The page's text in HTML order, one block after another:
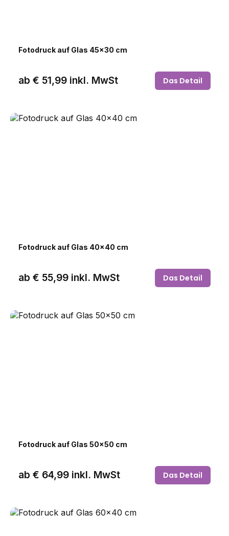
Fotodruck auf Glas 45x30 cm
ab € 51,99 inkl. MwSt Das Detail
Fotodruck auf Glas 40x40 cm
ab € 55,99 inkl. MwSt Das Detail
Fotodruck auf Glas 50x50 cm
ab € 64,99 inkl. MwSt Das Detail